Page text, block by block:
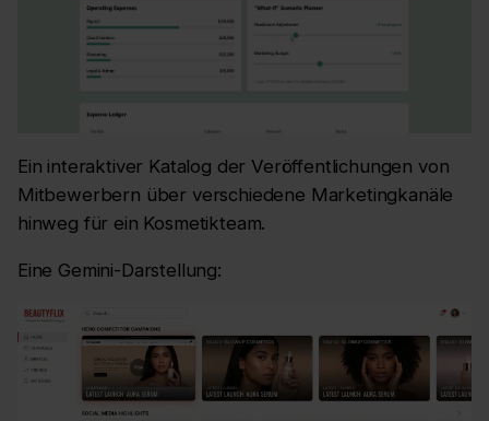
Ein interaktiver Katalog der Veröffentlichungen von
Mitbewerbern über verschiedene Marketingkanäle
hinweg für ein Kosmetikteam.
Eine Gemini-Darstellung: